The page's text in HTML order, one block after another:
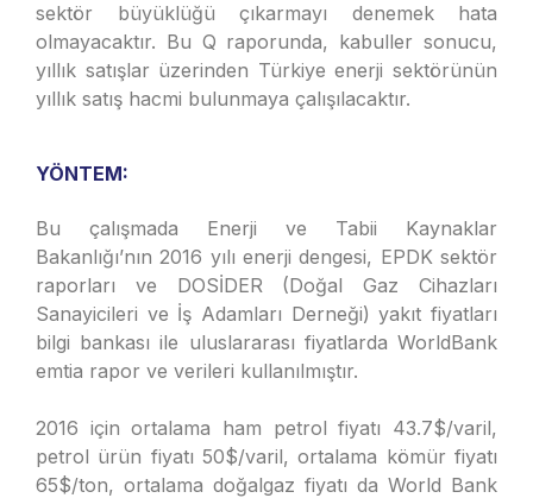
sektör büyüklüğü çıkarmayı denemek hata
olmayacaktır. Bu Q raporunda, kabuller sonucu,
yıllık satışlar üzerinden Türkiye enerji sektörünün
yıllık satış hacmi bulunmaya çalışılacaktır.
YÖNTEM:
Bu çalışmada Enerji ve Tabii Kaynaklar
Bakanlığı’nın 2016 yılı enerji dengesi, EPDK sektör
raporları ve DOSİDER (Doğal Gaz Cihazları
Sanayicileri ve İş Adamları Derneği) yakıt fiyatları
bilgi bankası ile uluslararası fiyatlarda WorldBank
emtia rapor ve verileri kullanılmıştır.
2016 için ortalama ham petrol fiyatı 43.7$/varil,
petrol ürün fiyatı 50$/varil, ortalama kömür fiyatı
65$/ton, ortalama doğalgaz fiyatı da World Bank